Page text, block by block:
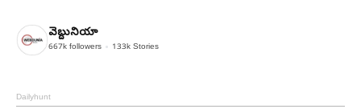
వెబ్దునియా
667k followers 133k Stories
Dailyhunt